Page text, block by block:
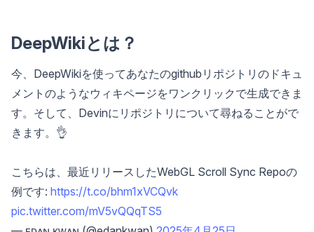
DeepWikiとは？
今、DeepWikiを使ってあなたのgithubリポジトリのドキュ
メントのようなウィキページをワンクリックで生成できま
す。そして、Devinにリポジトリについて尋ねることがで
きます。👌
こちらは、最近リリースしたWebGL Scroll Sync Repoの
例です: https://t.co/bhm1xVCQvk
pic.twitter.com/mV5vQQqTS5